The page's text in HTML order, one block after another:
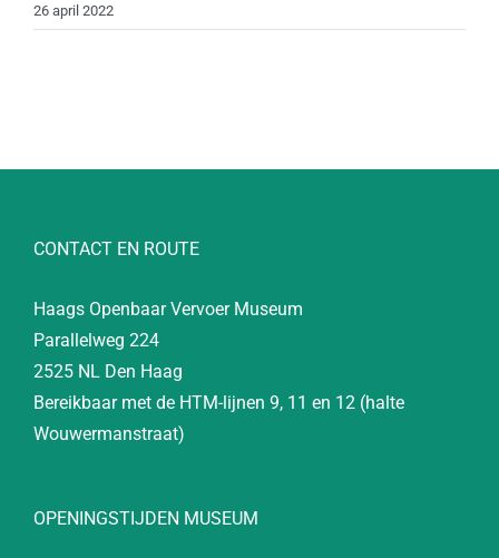
26 april 2022
CONTACT EN ROUTE
Haags Openbaar Vervoer Museum
Parallelweg 224
2525 NL Den Haag
Bereikbaar met de HTM-lijnen 9, 11 en 12 (halte
Wouwermanstraat)
OPENINGSTIJDEN MUSEUM